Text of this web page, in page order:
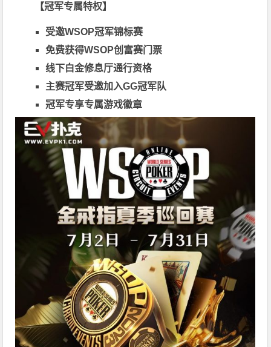
【冠军专属特权】
受邀WSOP冠军锦标赛
免费获得WSOP创富赛门票
线下白金修息厅通行资格
主赛冠军受邀加入GG冠军队
冠军专享专属游戏徽章